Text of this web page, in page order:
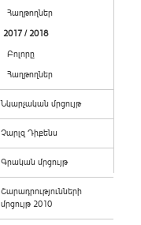
Հաղթողներ
2017 / 2018
Բոլորը
Հաղթողներ
Նկարչական մրցույթ
Չարլզ Դիքենս
Գրական մրցույթ
Շարադրությունների
մրցույթ 2010